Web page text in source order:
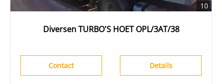
10
Diversen TURBO'S HOET OPL/3AT/38
Details
Contact